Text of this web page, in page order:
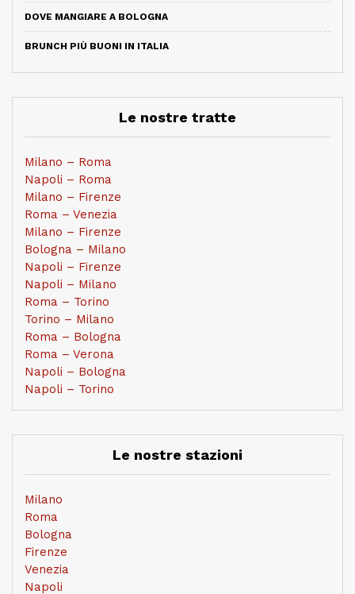
DOVE MANGIARE A BOLOGNA
BRUNCH PIÙ BUONI IN ITALIA
Le nostre tratte
Milano – Roma
Napoli – Roma
Milano – Firenze
Roma – Venezia
Milano – Firenze
Bologna – Milano
Napoli – Firenze
Napoli – Milano
Roma – Torino
Torino – Milano
Roma – Bologna
Roma – Verona
Napoli – Bologna
Napoli – Torino
Le nostre stazioni
Milano
Roma
Bologna
Firenze
Venezia
Napoli